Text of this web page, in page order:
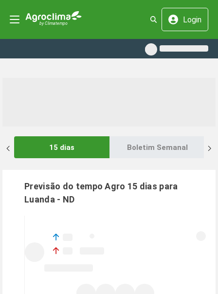
Login
15 dias Boletim Semanal
Previsão do tempo Agro 15 dias para
Luanda - ND